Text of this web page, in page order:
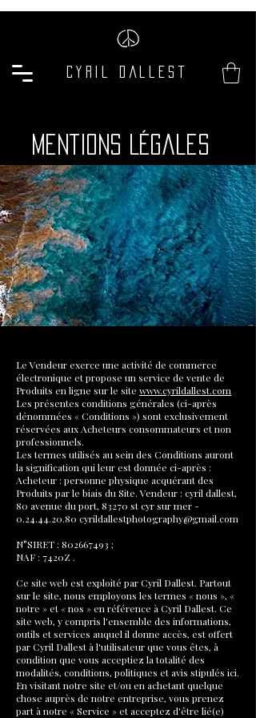
Cyril Dallest
Mentions Légales
Le Vendeur exerce une activité de commerce
électronique et propose un service de vente de
Produits en ligne sur le site www.cyrildallest.com
Les présentes conditions générales (ci-après
dénommées « Conditions ») sont exclusivement
réservées aux Acheteurs consommateurs et non
professionnels.
Les termes utilisés au sein des Conditions auront
la signification qui leur est donnée ci-après :
Acheteur : personne physique acquérant des
Produits par le biais du Site. Vendeur : cyril dallest,
80 avenue du port, 83270 st cyr sur mer -
0.24.44.20.80 cyrildallestphotography@gmail.com
N°SIRET : 802667493 ;
NAF : 7420Z .
Ce site web est exploité par Cyril Dallest. Partout
sur le site, nous employons les termes « nous », «
notre » et « nos » en référence à Cyril Dallest. Ce
site web, y compris l'ensemble des informations,
outils et services auquel il donne accès, est offert
par Cyril Dallest à l'utilisateur que vous êtes, à
condition que vous acceptiez la totalité des
modalités, conditions, politiques et avis stipulés ici.
En visitant notre site et/ou en achetant quelque
chose auprès de notre entreprise, vous prenez
part à notre « Service » et acceptez d'être lié(e)